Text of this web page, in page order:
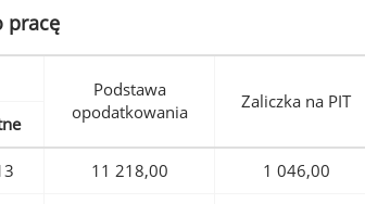
pracę
Podstawa
opodatkowania
Zaliczka na PIT
11 218,00 1 046,00